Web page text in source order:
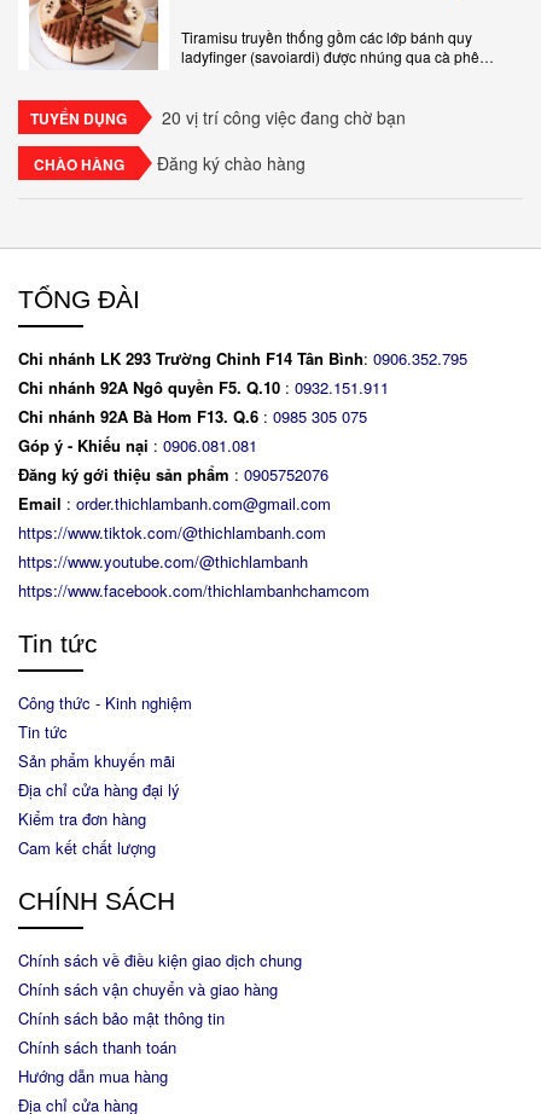
Tiramisu truyền thống gồm các lớp bánh quy
ladyfinger (savoiardi) được nhúng qua cà phê
TUYỂN DỤNG 20 vị trí công việc đang chờ bạn
CHÀO HÀNG Đăng ký chào hàng
TỔNG ĐÀI
Chi nhánh LK 293 Trường Chinh F14 Tân Bình: 0906.352.795
Chi nhánh 92A Ngô quyền F5. Q.10 : 0932.151.911
Chi nhánh 92A Bà Hom F13. Q.6 : 0985 305 075
Góp ý - Khiếu nại : 0906.081.081
Đăng ký gới thiệu sản phẩm : 0905752076
Email : order.thichlambanh.com@gmail.com
https://www.tiktok.com/@thichlambanh.com
https://www.youtube.com/@thichlambanh
https://www.facebook.com/thichlambanhchamcom
Tin tức
Công thức - Kinh nghiệm
Tin tức
Sản phẩm khuyến mãi
Địa chỉ cửa hàng đại lý
Kiểm tra đơn hàng
Cam kết chất lượng
CHÍNH SÁCH
Chính sách về điều kiện giao dịch chung
Chính sách vận chuyển và giao hàng
Chính sách bảo mật thông tin
Chính sách thanh toán
Hướng dẫn mua hàng
Địa chỉ cửa hàng